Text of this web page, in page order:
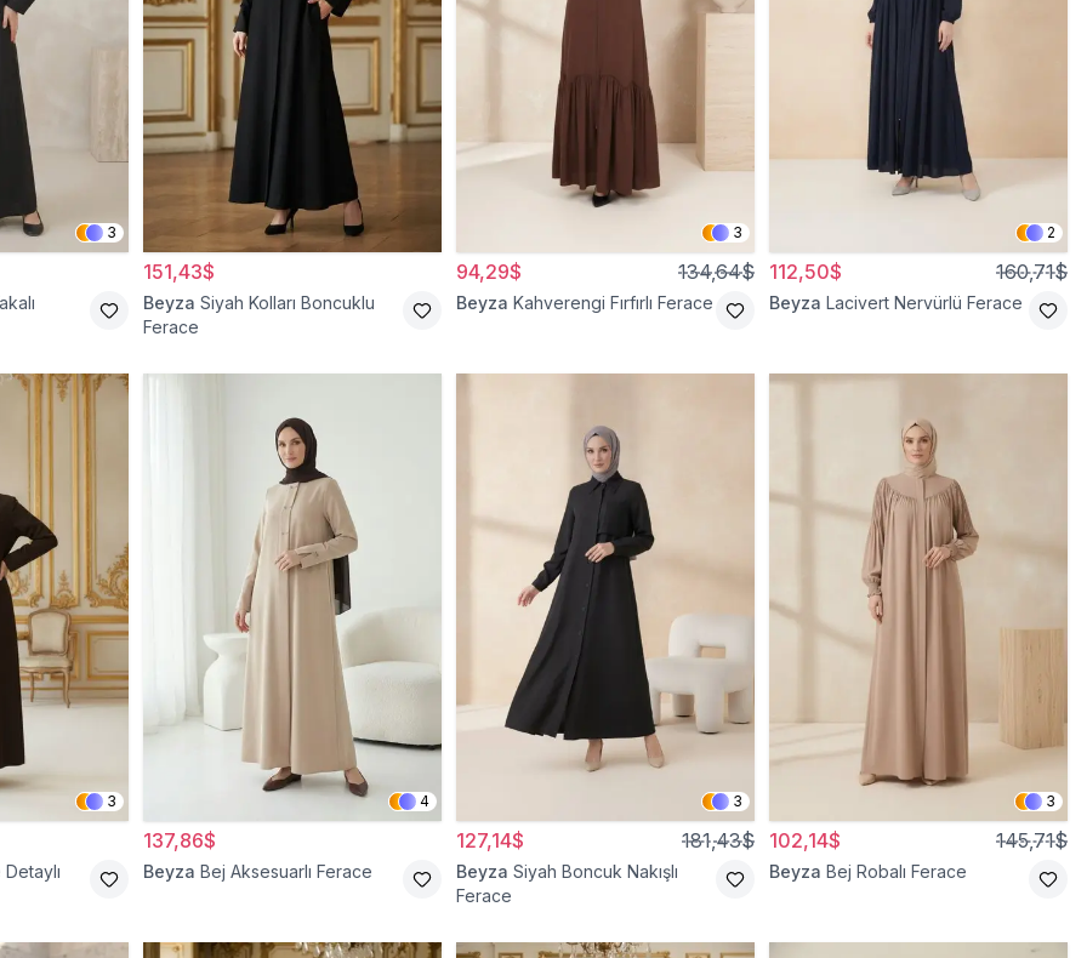
3
151,43$
Beyza Siyah Kolları Boncuklu
Ferace
3
94,29$ 134,64$
Beyza Kahverengi Fırfırlı Ferace
2
112,50$ 160,71$
Beyza Lacivert Nervürlü Ferace
3 4
137,86$
Beyza Bej Aksesuarlı Ferace
3
127,14$ 181,43$
Beyza Siyah Boncuk Nakışlı
Ferace
3
102,14$ 145,71$
Beyza Bej Robalı Ferace